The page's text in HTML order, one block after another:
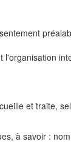
l'organisation
et traite,
à savoir :